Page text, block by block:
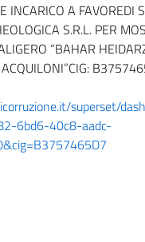
INCARICO A FAVOREDI
S.R.L. PER
“BAHAR
superset/
6bd6-40c8-aadc-